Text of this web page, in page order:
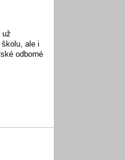
už
ale i
odborné